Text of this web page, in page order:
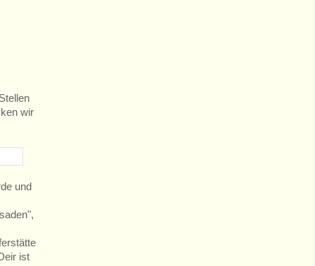
wir
und
ist